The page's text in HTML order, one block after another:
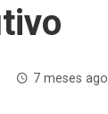
7 meses ago